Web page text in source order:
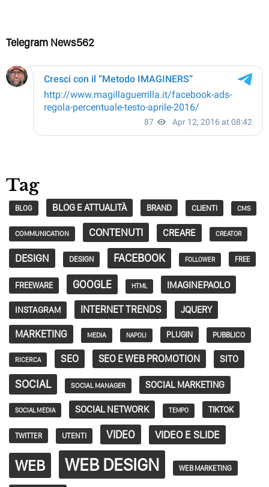
Telegram News562
Tag
BLOG BLOG E ATTUALITÀ BRAND CLIENTI CMS
COMMUNICATION CONTENUTI CREARE CREATOR
DESIGN DESIGN FACEBOOK FOLLOWER FREE
FREEWARE GOOGLE HTML IMAGINEPAOLO
INSTAGRAM INTERNET TRENDS JQUERY
MARKETING MEDIA NAPOLI PLUGIN PUBBLICO
RICERCA SEO SEO E WEB PROMOTION SITO
SOCIAL SOCIAL MANAGER SOCIAL MARKETING
SOCIAL MEDIA SOCIAL NETWORK TEMPO TIKTOK
TWITTER UTENTI VIDEO VIDEO E SLIDE
WEB WEB DESIGN WEB MARKETING